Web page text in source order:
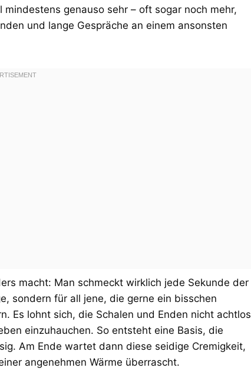
genauso sehr – oft sogar noch mehr,
und lange Gespräche an einem ansonsten
macht: Man schmeckt wirklich jede Sekunde der
sondern für all jene, die gerne ein bisschen
Es lohnt sich, die Schalen und Enden nicht achtlos
einzuhauchen. So entsteht eine Basis, die
Am Ende wartet dann diese seidige Cremigkeit,
angenehmen Wärme überrascht.